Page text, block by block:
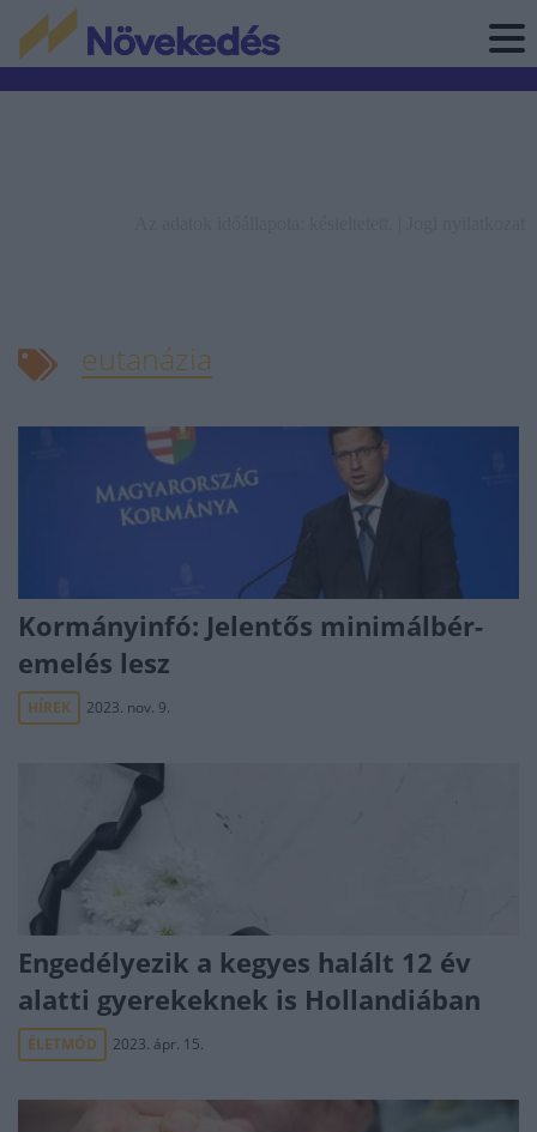
eutanázia
Kormányinfó: Jelentős minimálbér-
emelés lesz
HÍREK 2023. nov. 9.
Engedélyezik a kegyes halált 12 év
alatti gyerekeknek is Hollandiában
ÉLETMÓD 2023. ápr. 15.